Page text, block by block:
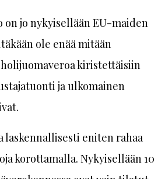
jo nykyisellään EU-maiden
ole enää mitään
kiristettäisiin
ja ulkomainen
laskennallisesti eniten rahaa
korottamalla. Nykyisellään 10